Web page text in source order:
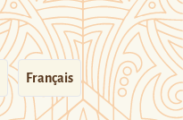
Français